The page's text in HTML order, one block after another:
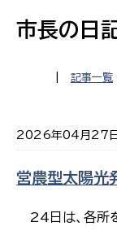
市長の日
記事一覧
2026年04月27
営農型太陽光
24日は、各所